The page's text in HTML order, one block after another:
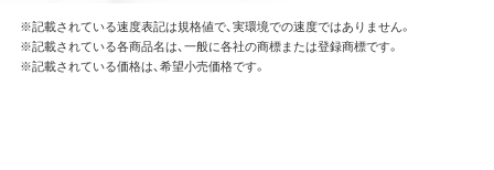
※記載されている速度表記は規格値で、実環境での速度ではありません。
※記載されている各商品名は、一般に各社の商標または登録商標です。
※記載されている価格は、希望小売価格です。